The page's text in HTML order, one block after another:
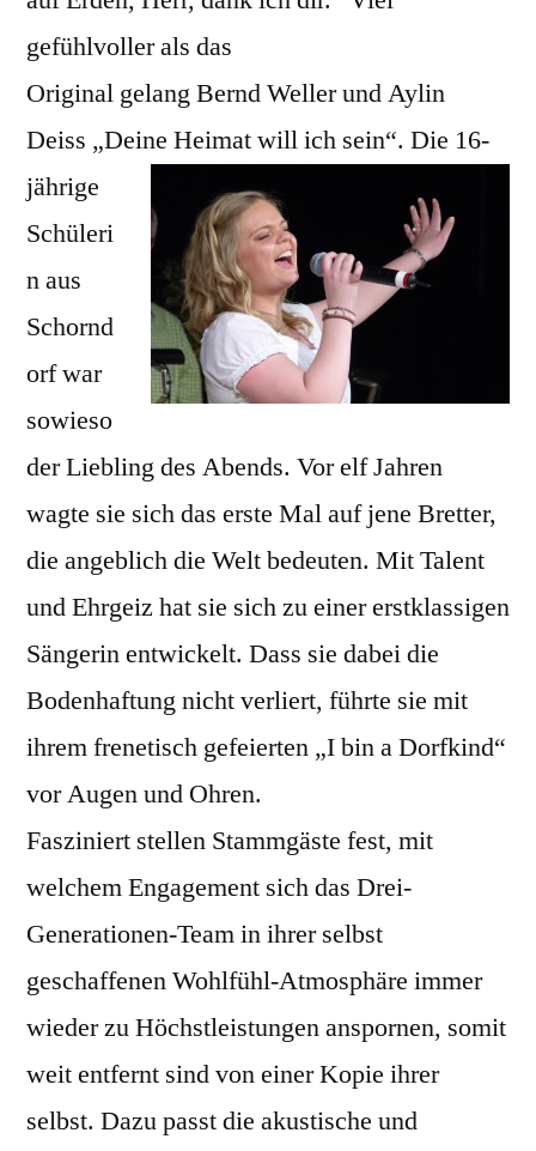
gefühlvoller als das
Original gelang Bernd Weller und Aylin
Deiss „Deine Heimat will ich sein“. Die 16-
jährige
Schüleri
n aus
Schornd
orf war
sowieso
der Liebling des Abends. Vor elf Jahren
wagte sie sich das erste Mal auf jene Bretter,
die angeblich die Welt bedeuten. Mit Talent
und Ehrgeiz hat sie sich zu einer erstklassigen
Sängerin entwickelt. Dass sie dabei die
Bodenhaftung nicht verliert, führte sie mit
ihrem frenetisch gefeierten „I bin a Dorfkind“
vor Augen und Ohren.
Fasziniert stellen Stammgäste fest, mit
welchem Engagement sich das Drei-
Generationen-Team in ihrer selbst
geschaffenen Wohlfühl-Atmosphäre immer
wieder zu Höchstleistungen anspornen, somit
weit entfernt sind von einer Kopie ihrer
selbst. Dazu passt die akustische und